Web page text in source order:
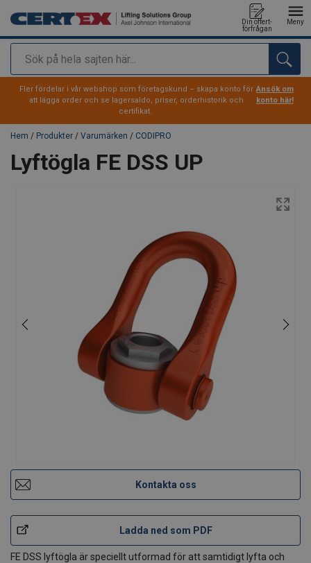
Sök
Din offert-
förfrågan
Meny
tillagd i varukorg
Fler fördelar i vår webshop som företagskund – skapa konto för
att lägga order och se lagersaldo, priser, orderhistorik och
certifikat.
Ansök om
konto här!
Hem / Produkter / Varumärken / CODIPRO
Lyftögla FE DSS UP
Kontakta oss
Ladda ned som PDF
FE DSS lyftögla är speciellt utformad för att samtidigt lyfta och